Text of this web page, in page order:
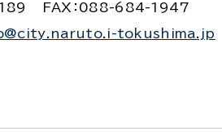
FAX：088-684-1947
tokushima.jp